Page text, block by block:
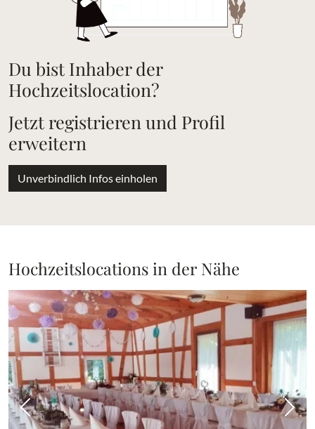
Du bist Inhaber der
Hochzeitslocation?
Jetzt registrieren und Profil
erweitern
Unverbindlich Infos einholen
Hochzeitslocations in der Nähe
Vorheriges Bild